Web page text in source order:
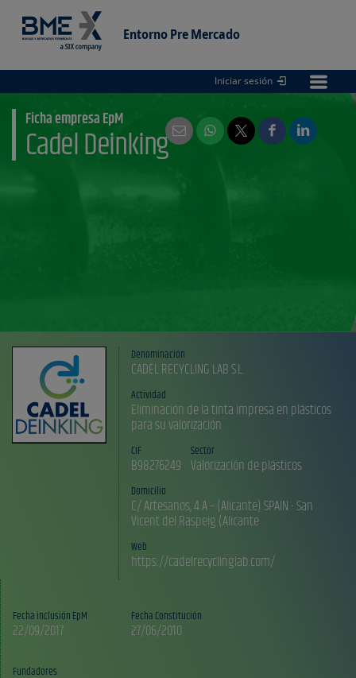
Entorno Pre Mercado
Entorno
Iniciar sesión
Ficha empresa EpM
Cadel Deinking
Denominación
CADEL RECYCLING LAB S.L.
Actividad
Eliminación de la tinta impresa en plásticos
para su valorización
CIF
B98276249
Sector
Valorización de plásticos
Domicilio
C/ Artesanos, 4 A – (Alicante) SPAIN - San
Vicent del Raspeig (Alicante
Web
https://cadelrecyclinglab.com/
Fecha inclusión EpM
22/09/2017
Fecha Constitución
27/06/2010
Fundadores